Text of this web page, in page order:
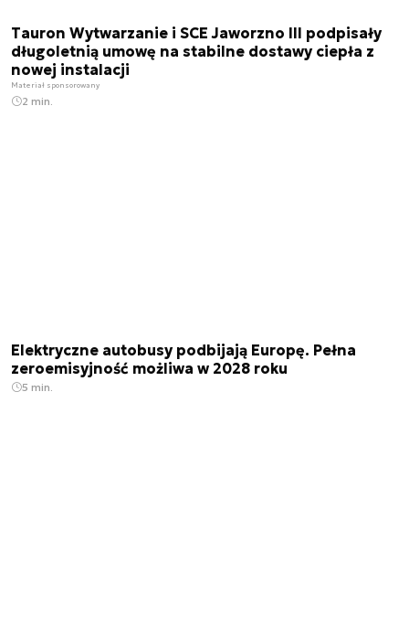
Tauron Wytwarzanie i SCE Jaworzno III podpisały
długoletnią umowę na stabilne dostawy ciepła z
nowej instalacji
Materiał sponsorowany
2 min.
Elektryczne autobusy podbijają Europę. Pełna
zeroemisyjność możliwa w 2028 roku
5 min.